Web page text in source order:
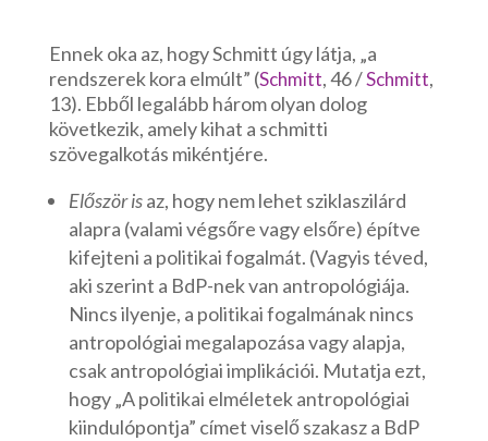
Ennek oka az, hogy Schmitt úgy látja, „a
rendszerek kora elmúlt” (Schmitt, 46 /Schmitt,
13). Ebből legalább három olyan dolog
következik, amely kihat a schmitti
szövegalkotás mikéntjére.
Először isaz, hogy nem lehet sziklaszilárd
alapra (valami végsőre vagy elsőre) építve
kifejteni a politikai fogalmát. (Vagyis téved,
aki szerint a BdP-nek van antropológiája.
Nincs ilyenje, a politikai fogalmának nincs
antropológiai megalapozása vagy alapja,
csak antropológiai implikációi. Mutatja ezt,
hogy „A politikai elméletek antropológiai
kiindulópontja” címet viselő szakasz a BdP